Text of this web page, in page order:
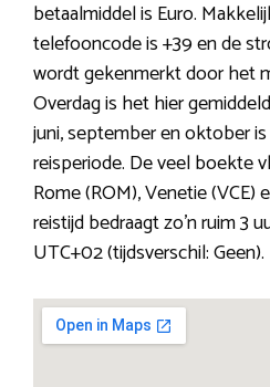
betaalmiddel is Euro.
telefooncode is +39 en de
wordt gekenmerkt door het
Overdag is het hier
juni, september en oktober
reisperiode. De veel boekte
Rome (ROM), Venetie (VCE)
reistijd bedraagt zo’n ruim 3
UTC+02 (tijdsverschil: Geen).